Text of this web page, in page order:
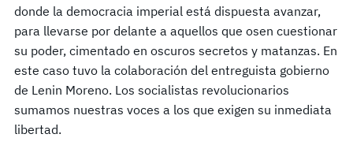
donde la democracia imperial está dispuesta avanzar,
para llevarse por delante a aquellos que osen cuestionar
su poder, cimentado en oscuros secretos y matanzas. En
este caso tuvo la colaboración del entreguista gobierno
de Lenin Moreno. Los socialistas revolucionarios
sumamos nuestras voces a los que exigen su inmediata
libertad.